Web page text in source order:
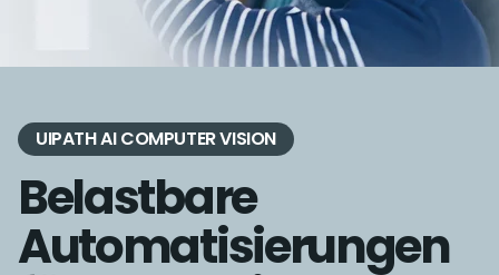
UIPATH AI COMPUTER VISION
Belastbare
Automatisierungen